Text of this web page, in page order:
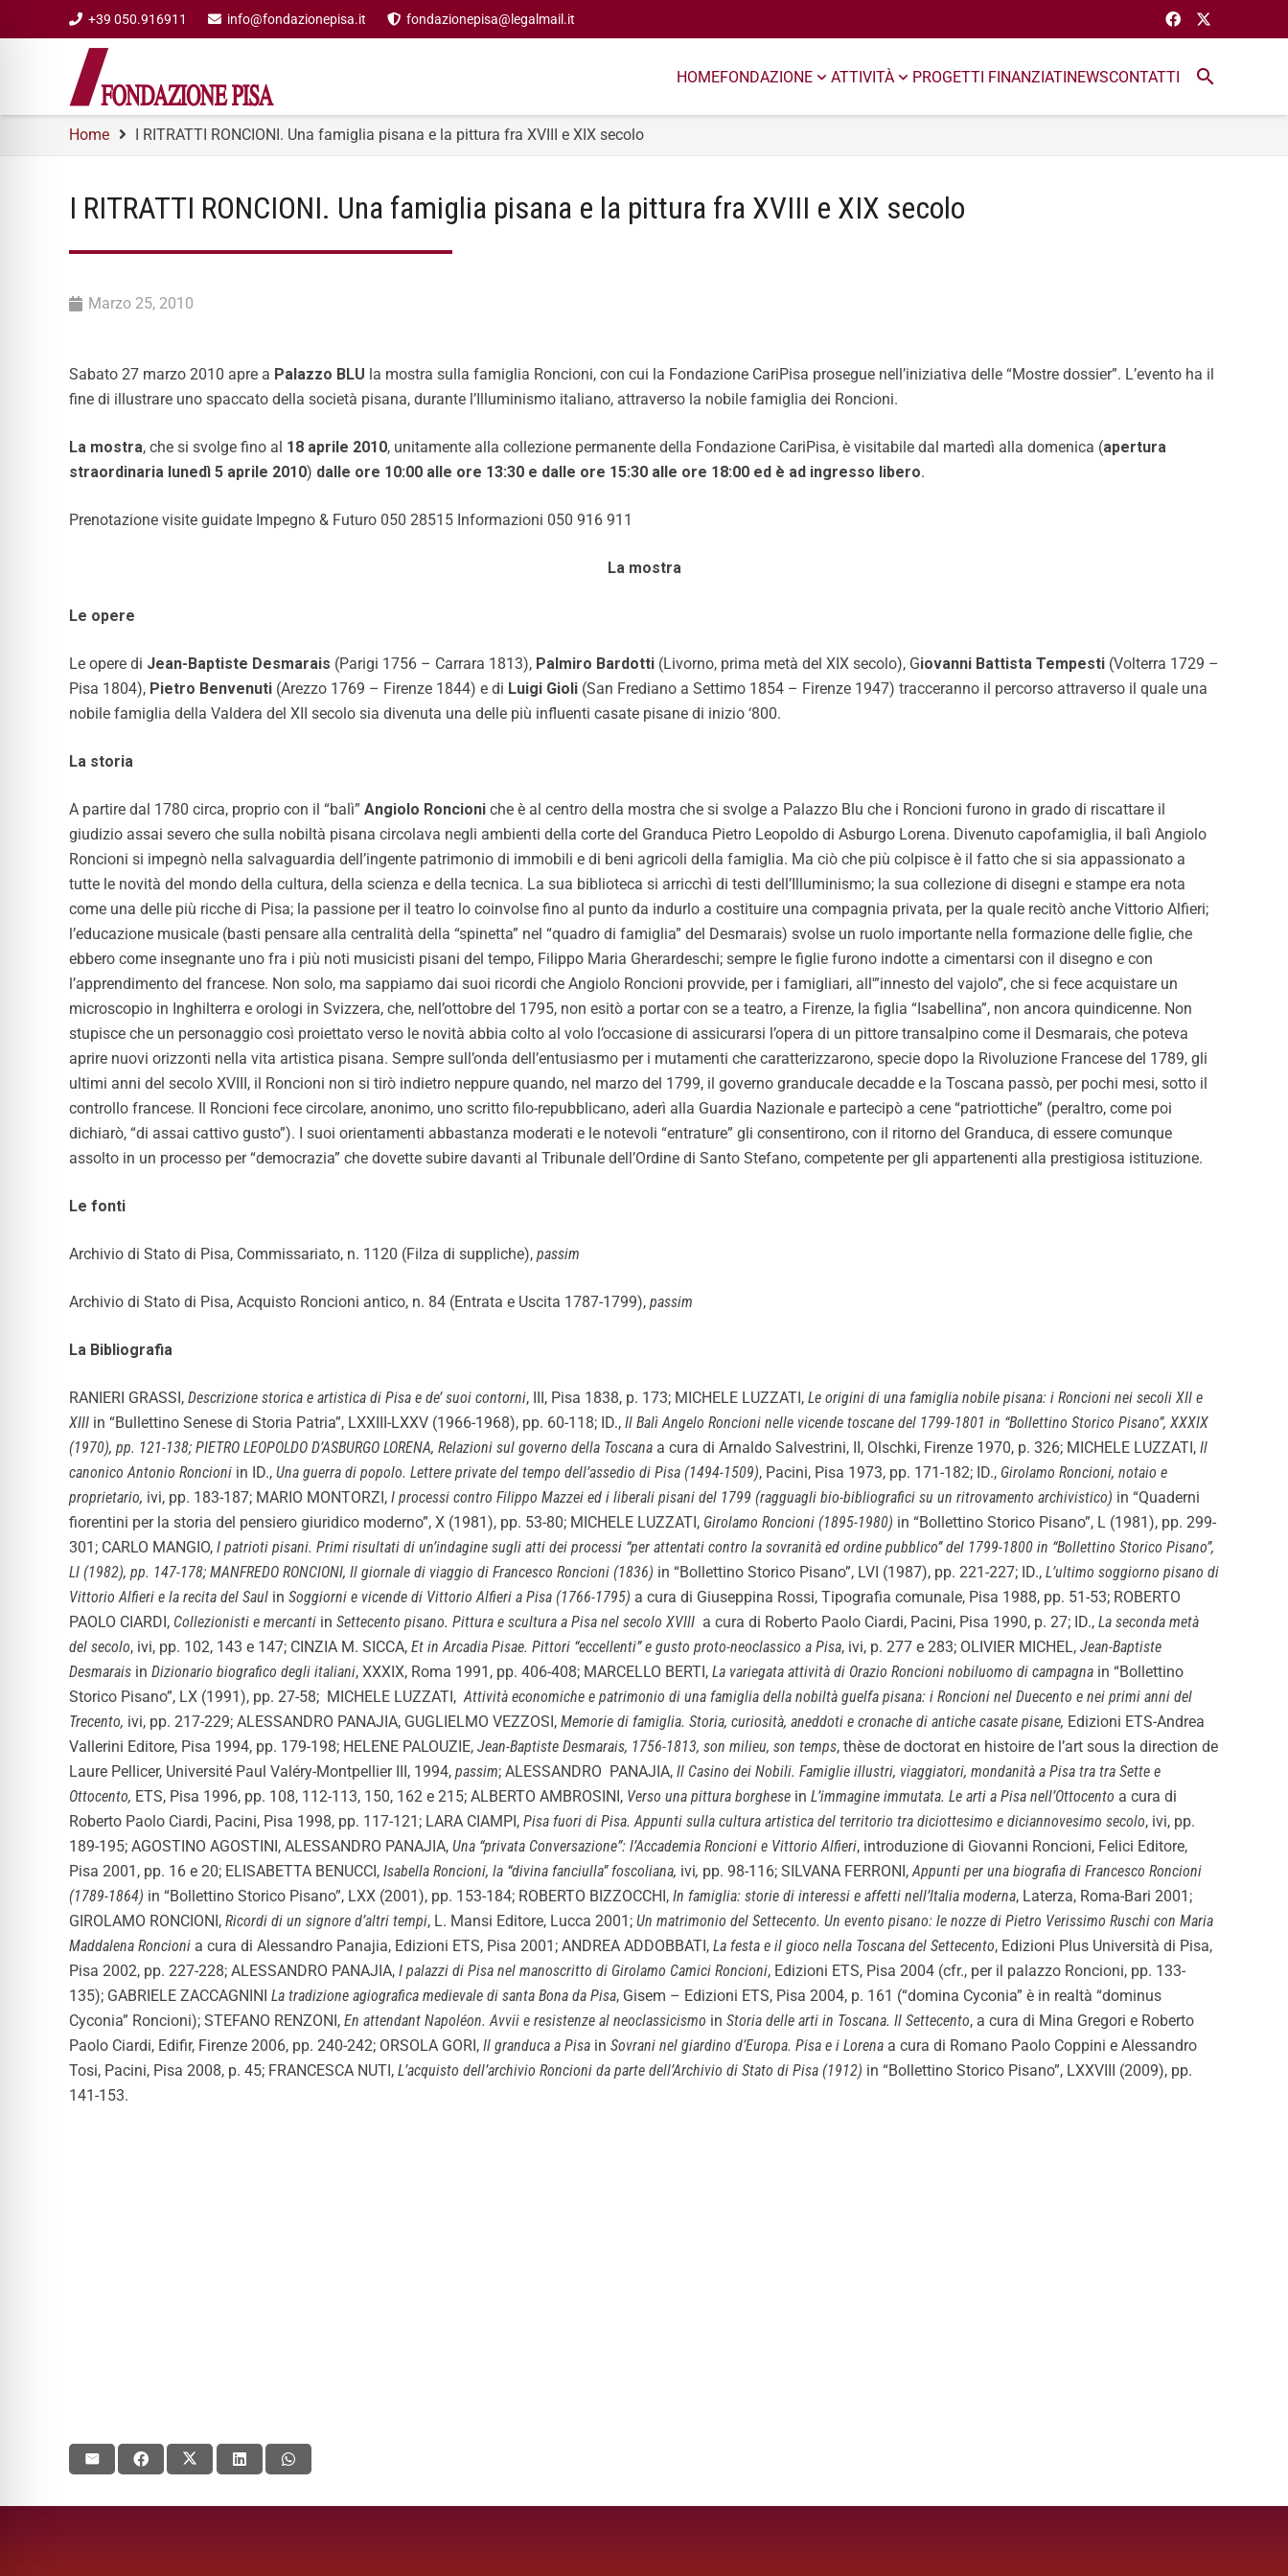
+39 050.916911 info@fondazionepisa.it fondazionepisa@legalmail.it
HOMEFONDAZIONE ATTIVITÀ PROGETTI FINANZIATINEWSCONTATTI search
Home I RITRATTI RONCIONI. Una famiglia pisana e la pittura fra XVIII e XIX secolo
I RITRATTI RONCIONI. Una famiglia pisana e la pittura fra XVIII e XIX secolo
Marzo 25, 2010
Sabato 27 marzo 2010 apre a Palazzo BLU la mostra sulla famiglia Roncioni, con cui la Fondazione CariPisa prosegue nell’iniziativa delle “Mostre dossier”. L’evento ha il
fine di illustrare uno spaccato della società pisana, durante l’Illuminismo italiano, attraverso la nobile famiglia dei Roncioni.
La mostra, che si svolge fino al 18 aprile 2010, unitamente alla collezione permanente della Fondazione CariPisa, è visitabile dal martedì alla domenica (apertura
straordinaria lunedì 5 aprile 2010) dalle ore 10:00 alle ore 13:30 e dalle ore 15:30 alle ore 18:00 ed è ad ingresso libero.
Prenotazione visite guidate Impegno & Futuro 050 28515 Informazioni 050 916 911
La mostra
Le opere
Le opere di Jean-Baptiste Desmarais (Parigi 1756 – Carrara 1813), Palmiro Bardotti (Livorno, prima metà del XIX secolo), Giovanni Battista Tempesti (Volterra 1729 –
Pisa 1804), Pietro Benvenuti (Arezzo 1769 – Firenze 1844) e di Luigi Gioli (San Frediano a Settimo 1854 – Firenze 1947) tracceranno il percorso attraverso il quale una
nobile famiglia della Valdera del XII secolo sia divenuta una delle più influenti casate pisane di inizio ‘800.
La storia
A partire dal 1780 circa, proprio con il “balì” Angiolo Roncioni che è al centro della mostra che si svolge a Palazzo Blu che i Roncioni furono in grado di riscattare il
giudizio assai severo che sulla nobiltà pisana circolava negli ambienti della corte del Granduca Pietro Leopoldo di Asburgo Lorena. Divenuto capofamiglia, il balì Angiolo
Roncioni si impegnò nella salvaguardia dell’ingente patrimonio di immobili e di beni agricoli della famiglia. Ma ciò che più colpisce è il fatto che si sia appassionato a
tutte le novità del mondo della cultura, della scienza e della tecnica. La sua biblioteca si arricchì di testi dell’Illuminismo; la sua collezione di disegni e stampe era nota
come una delle più ricche di Pisa; la passione per il teatro lo coinvolse fino al punto da indurlo a costituire una compagnia privata, per la quale recitò anche Vittorio Alfieri;
l’educazione musicale (basti pensare alla centralità della “spinetta” nel “quadro di famiglia” del Desmarais) svolse un ruolo importante nella formazione delle figlie, che
ebbero come insegnante uno fra i più noti musicisti pisani del tempo, Filippo Maria Gherardeschi; sempre le figlie furono indotte a cimentarsi con il disegno e con
l’apprendimento del francese. Non solo, ma sappiamo dai suoi ricordi che Angiolo Roncioni provvide, per i famigliari, all'”innesto del vajolo”, che si fece acquistare un
microscopio in Inghilterra e orologi in Svizzera, che, nell’ottobre del 1795, non esitò a portar con se a teatro, a Firenze, la figlia “Isabellina”, non ancora quindicenne. Non
stupisce che un personaggio così proiettato verso le novità abbia colto al volo l’occasione di assicurarsi l’opera di un pittore transalpino come il Desmarais, che poteva
aprire nuovi orizzonti nella vita artistica pisana. Sempre sull’onda dell’entusiasmo per i mutamenti che caratterizzarono, specie dopo la Rivoluzione Francese del 1789, gli
ultimi anni del secolo XVIII, il Roncioni non si tirò indietro neppure quando, nel marzo del 1799, il governo granducale decadde e la Toscana passò, per pochi mesi, sotto il
controllo francese. Il Roncioni fece circolare, anonimo, uno scritto filo-repubblicano, aderì alla Guardia Nazionale e partecipò a cene “patriottiche” (peraltro, come poi
dichiarò, “di assai cattivo gusto”). I suoi orientamenti abbastanza moderati e le notevoli “entrature” gli consentirono, con il ritorno del Granduca, di essere comunque
assolto in un processo per “democrazia” che dovette subire davanti al Tribunale dell’Ordine di Santo Stefano, competente per gli appartenenti alla prestigiosa istituzione.
Le fonti
Archivio di Stato di Pisa, Commissariato, n. 1120 (Filza di suppliche), passim
Archivio di Stato di Pisa, Acquisto Roncioni antico, n. 84 (Entrata e Uscita 1787-1799), passim
La Bibliografia
RANIERI GRASSI, Descrizione storica e artistica di Pisa e de’ suoi contorni, III, Pisa 1838, p. 173; MICHELE LUZZATI, Le origini di una famiglia nobile pisana: i Roncioni nei secoli XII e
XIII in “Bullettino Senese di Storia Patria”, LXXIII-LXXV (1966-1968), pp. 60-118; ID., Il Balì Angelo Roncioni nelle vicende toscane del 1799-1801 in “Bollettino Storico Pisano”, XXXIX
(1970), pp. 121-138; PIETRO LEOPOLDO D’ASBURGO LORENA, Relazioni sul governo della Toscana a cura di Arnaldo Salvestrini, II, Olschki, Firenze 1970, p. 326; MICHELE LUZZATI, Il
canonico Antonio Roncioni in ID., Una guerra di popolo. Lettere private del tempo dell’assedio di Pisa (1494-1509), Pacini, Pisa 1973, pp. 171-182; ID., Girolamo Roncioni, notaio e
proprietario, ivi, pp. 183-187; MARIO MONTORZI, I processi contro Filippo Mazzei ed i liberali pisani del 1799 (ragguagli bio-bibliografici su un ritrovamento archivistico) in “Quaderni
fiorentini per la storia del pensiero giuridico moderno”, X (1981), pp. 53-80; MICHELE LUZZATI, Girolamo Roncioni (1895-1980) in “Bollettino Storico Pisano”, L (1981), pp. 299-
301; CARLO MANGIO, I patrioti pisani. Primi risultati di un’indagine sugli atti dei processi “per attentati contro la sovranità ed ordine pubblico” del 1799-1800 in “Bollettino Storico Pisano”,
LI (1982), pp. 147-178; MANFREDO RONCIONI, Il giornale di viaggio di Francesco Roncioni (1836) in “Bollettino Storico Pisano”, LVI (1987), pp. 221-227; ID., L’ultimo soggiorno pisano di
Vittorio Alfieri e la recita del Saul in Soggiorni e vicende di Vittorio Alfieri a Pisa (1766-1795) a cura di Giuseppina Rossi, Tipografia comunale, Pisa 1988, pp. 51-53; ROBERTO
PAOLO CIARDI, Collezionisti e mercanti in Settecento pisano. Pittura e scultura a Pisa nel secolo XVIII a cura di Roberto Paolo Ciardi, Pacini, Pisa 1990, p. 27; ID., La seconda metà
del secolo, ivi, pp. 102, 143 e 147; CINZIA M. SICCA, Et in Arcadia Pisae. Pittori “eccellenti” e gusto proto-neoclassico a Pisa, ivi, p. 277 e 283; OLIVIER MICHEL, Jean-Baptiste
Desmarais in Dizionario biografico degli italiani, XXXIX, Roma 1991, pp. 406-408; MARCELLO BERTI, La variegata attività di Orazio Roncioni nobiluomo di campagna in “Bollettino
Storico Pisano”, LX (1991), pp. 27-58; MICHELE LUZZATI,Attività economiche e patrimonio di una famiglia della nobiltà guelfa pisana: i Roncioni nel Duecento e nei primi anni del
Trecento, ivi, pp. 217-229; ALESSANDRO PANAJIA, GUGLIELMO VEZZOSI, Memorie di famiglia. Storia, curiosità, aneddoti e cronache di antiche casate pisane, Edizioni ETS-Andrea
Vallerini Editore, Pisa 1994, pp. 179-198; HELENE PALOUZIE, Jean-Baptiste Desmarais, 1756-1813, son milieu, son temps, thèse de doctorat en histoire de l’art sous la direction de
Laure Pellicer, Université Paul Valéry-Montpellier III, 1994, passim; ALESSANDRO PANAJIA, Il Casino dei Nobili. Famiglie illustri, viaggiatori, mondanità a Pisa tra tra Sette e
Ottocento, ETS, Pisa 1996, pp. 108, 112-113, 150, 162 e 215; ALBERTO AMBROSINI, Verso una pittura borghese in L’immagine immutata. Le arti a Pisa nell’Ottocento a cura di
Roberto Paolo Ciardi, Pacini, Pisa 1998, pp. 117-121; LARA CIAMPI, Pisa fuori di Pisa. Appunti sulla cultura artistica del territorio tra diciottesimo e diciannovesimo secolo, ivi, pp.
189-195; AGOSTINO AGOSTINI, ALESSANDRO PANAJIA, Una “privata Conversazione”: l’Accademia Roncioni e Vittorio Alfieri, introduzione di Giovanni Roncioni, Felici Editore,
Pisa 2001, pp. 16 e 20; ELISABETTA BENUCCI, Isabella Roncioni, la “divina fanciulla” foscoliana, ivi, pp. 98-116; SILVANA FERRONI,Appunti per una biografia di Francesco Roncioni
(1789-1864) in “Bollettino Storico Pisano”, LXX (2001), pp. 153-184; ROBERTO BIZZOCCHI, In famiglia: storie di interessi e affetti nell’Italia moderna, Laterza, Roma-Bari 2001;
GIROLAMO RONCIONI, Ricordi di un signore d’altri tempi, L. Mansi Editore, Lucca 2001; Un matrimonio del Settecento. Un evento pisano: le nozze di Pietro Verissimo Ruschi con Maria
Maddalena Roncioni a cura di Alessandro Panajia, Edizioni ETS, Pisa 2001; ANDREA ADDOBBATI, La festa e il gioco nella Toscana del Settecento, Edizioni Plus Università di Pisa,
Pisa 2002, pp. 227-228; ALESSANDRO PANAJIA, I palazzi di Pisa nel manoscritto di Girolamo Camici Roncioni, Edizioni ETS, Pisa 2004 (cfr., per il palazzo Roncioni, pp. 133-
135); GABRIELE ZACCAGNINI La tradizione agiografica medievale di santa Bona da Pisa, Gisem – Edizioni ETS, Pisa 2004, p. 161 (“domina Cyconia” è in realtà “dominus
Cyconia” Roncioni); STEFANO RENZONI, En attendant Napoléon. Avvii e resistenze al neoclassicismo in Storia delle arti in Toscana. Il Settecento, a cura di Mina Gregori e Roberto
Paolo Ciardi, Edifir, Firenze 2006, pp. 240-242; ORSOLA GORI, Il granduca a Pisa in Sovrani nel giardino d’Europa. Pisa e i Lorena a cura di Romano Paolo Coppini e Alessandro
Tosi, Pacini, Pisa 2008, p. 45; FRANCESCA NUTI, L’acquisto dell’archivio Roncioni da parte dell’Archivio di Stato di Pisa (1912) in “Bollettino Storico Pisano”, LXXVIII (2009), pp.
141-153.